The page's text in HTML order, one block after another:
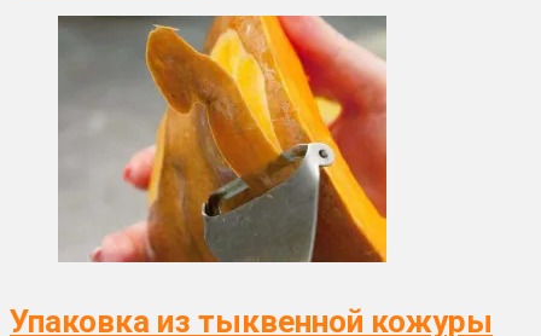
Упаковка из тыквенной кожуры